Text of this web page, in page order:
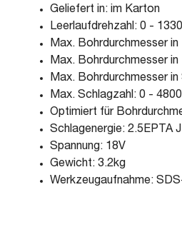
Geliefert in: im Karton
Leerlaufdrehzahl: 0 -
Max. Bohrdurchmesser
Max. Bohrdurchmesser
Max. Bohrdurchmesser in
Max. Schlagzahl: 0 -
Optimiert für
Schlagenergie: 2.5EPTA J
Spannung: 18V
Gewicht: 3.2kg
Werkzeugaufnahme: